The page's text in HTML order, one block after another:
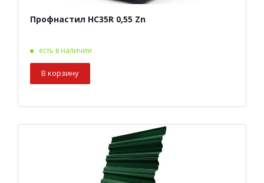
Профнастил HC35R 0,55 Zn
есть в наличии
В корзину